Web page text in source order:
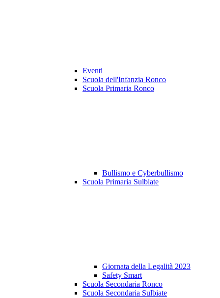
Eventi
Scuola dell'Infanzia Ronco
Scuola Primaria Ronco
Bullismo e Cyberbullismo
Scuola Primaria Sulbiate
Giornata della Legalità 2023
Safety Smart
Scuola Secondaria Ronco
Scuola Secondaria Sulbiate